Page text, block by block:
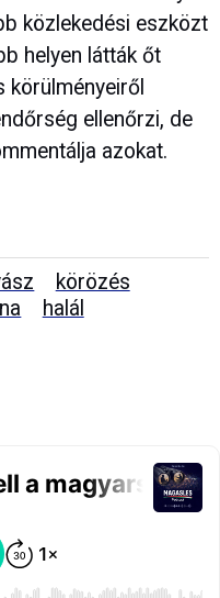
közlekedési eszközt
helyen látták őt
körülményeiről
ellenőrzi, de
azokat.
körözés
halál